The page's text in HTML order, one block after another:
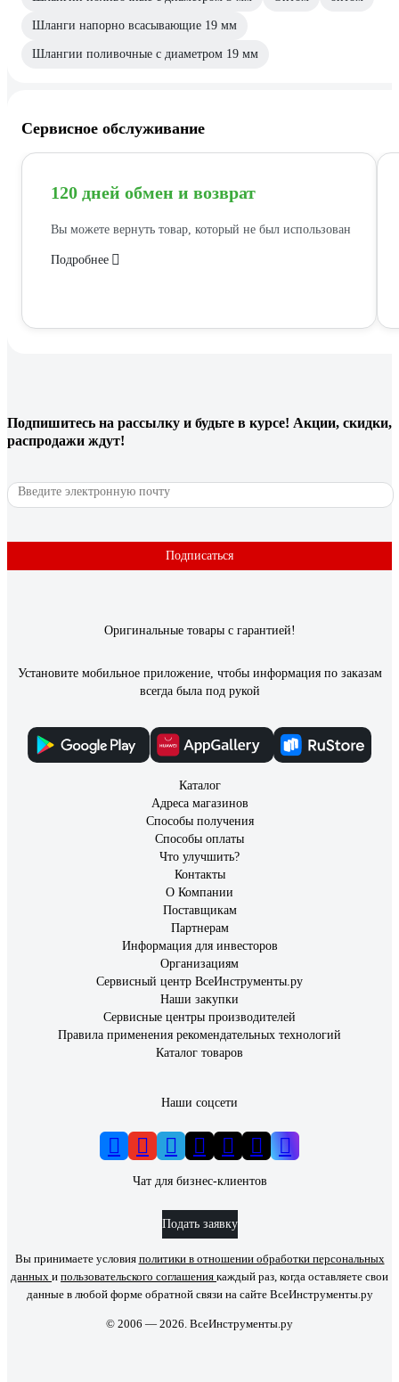
Шланги напорно всасывающие 19 мм
Шлангии поливочные с диаметром 19 мм
Сервисное обслуживание
120 дней обмен и возврат
Вы можете вернуть товар, который не был использован
Подробнее
Подпишитесь на рассылку и будьте в курсе! Акции, скидки,
распродажи ждут!
Подписаться
Оригинальные товары с гарантией!
Установите мобильное приложение, чтобы информация по заказам
всегда была под рукой
Каталог
Адреса магазинов
Способы получения
Способы оплаты
Что улучшить?
Контакты
О Компании
Поставщикам
Партнерам
Информация для инвесторов
Организациям
Сервисный центр ВсеИнструменты.ру
Наши закупки
Сервисные центры производителей
Правила применения рекомендательных технологий
Каталог товаров
Наши соцсети
Чат для бизнес-клиентов
Подать заявку
Вы принимаете условия политики в отношении обработки персональных
данных и пользовательского соглашения каждый раз, когда оставляете свои
данные в любой форме обратной связи на сайте ВсеИнструменты.ру
© 2006 — 2026. ВсеИнструменты.ру